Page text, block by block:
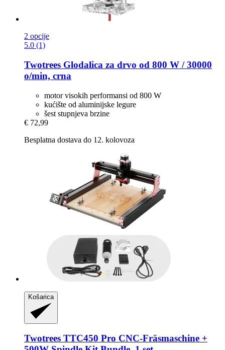
2 opcije
5.0 (1)
Twotrees Glodalica za drvo od 800 W / 30000
o/min, crna
motor visokih performansi od 800 W
kućište od aluminijske legure
šest stupnjeva brzine
€ 72,99
Besplatna dostava do 12. kolovoza
Košarica
Twotrees TTC450 Pro CNC-​Fräsmaschine +